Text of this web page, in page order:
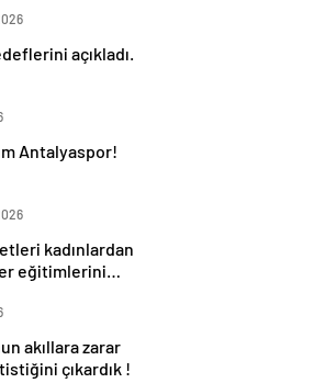
açıkladı.
Antalyaspor!
kadınlardan
eğitimlerini
akıllara zarar
çıkardık !